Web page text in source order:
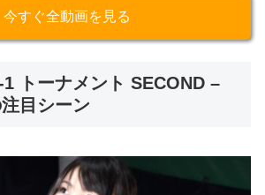
今すぐ全動画を見る
トーナメント SECOND –
目シーン